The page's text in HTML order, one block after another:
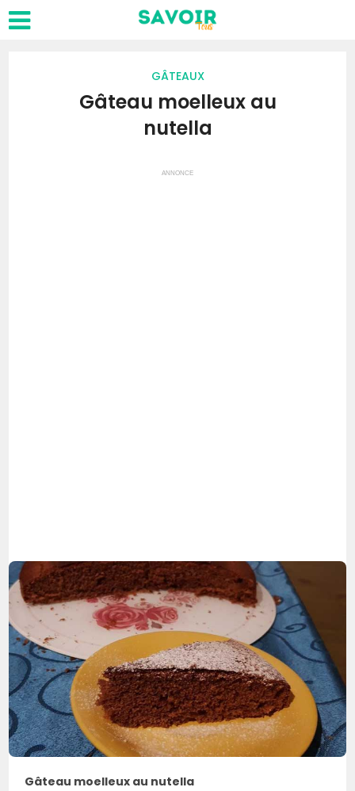
GÂTEAUX
Gâteau moelleux au
nutella
ANNONCE
Gâteau moelleux au nutella